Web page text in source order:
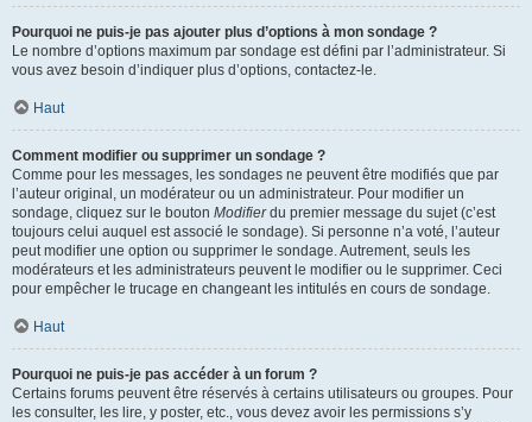
Pourquoi ne puis-je pas ajouter plus d’options à mon sondage ?
Le nombre d’options maximum par sondage est défini par l’administrateur. Si
vous avez besoin d’indiquer plus d’options, contactez-le.
Haut
Comment modifier ou supprimer un sondage ?
Comme pour les messages, les sondages ne peuvent être modifiés que par
l’auteur original, un modérateur ou un administrateur. Pour modifier un
sondage, cliquez sur le bouton Modifierdu premier message du sujet (c’est
toujours celui auquel est associé le sondage). Si personne n’a voté, l’auteur
peut modifier une option ou supprimer le sondage. Autrement, seuls les
modérateurs et les administrateurs peuvent le modifier ou le supprimer. Ceci
pour empêcher le trucage en changeant les intitulés en cours de sondage.
Haut
Pourquoi ne puis-je pas accéder à un forum ?
Certains forums peuvent être réservés à certains utilisateurs ou groupes. Pour
les consulter, les lire, y poster, etc., vous devez avoir les permissions s’y